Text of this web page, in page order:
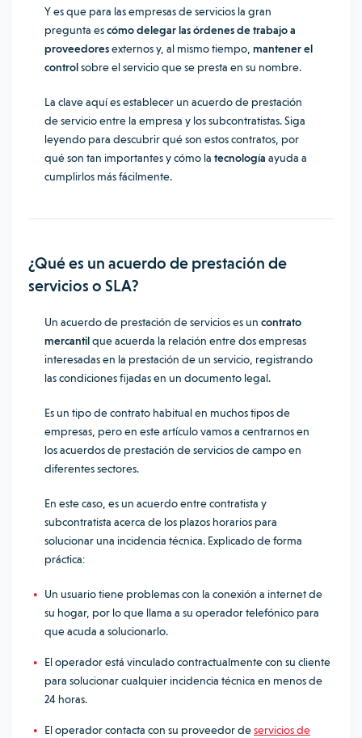
Y es que para las empresas de servicios la gran
pregunta escómo delegar las órdenes de trabajo a
proveedoresexternos y, al mismo tiempo, mantener el
controlsobre el servicio que se presta en su nombre.
La clave aquí es establecer un acuerdo de prestación
de servicio entre la empresa y los subcontratistas. Siga
leyendo para descubrir qué son estos contratos, por
qué son tan importantes y cómo la tecnología ayuda a
cumplirlos más fácilmente.
¿Qué es un acuerdo de prestación de
servicios o SLA?
Un acuerdo de prestación de servicios es un contrato
mercantilque acuerda la relación entre dos empresas
interesadas en la prestación de un servicio, registrando
las condiciones fijadas en un documento legal.
Es un tipo de contrato habitual en muchos tipos de
empresas, pero en este artículo vamos a centrarnos en
los acuerdos de prestación de servicios de campo en
diferentes sectores.
En este caso, es un acuerdo entre contratista y
subcontratista acerca de los plazos horarios para
solucionar una incidencia técnica. Explicado de forma
práctica:
Un usuario tiene problemas con la conexión a internet de
su hogar, por lo que llama a su operador telefónico para
que acuda a solucionarlo.
El operador está vinculado contractualmente con su cliente
para solucionar cualquier incidencia técnica en menos de
24 horas.
El operador contacta con su proveedor deservicios de